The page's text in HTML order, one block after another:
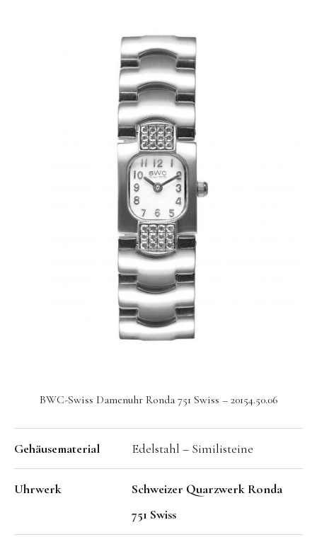
Facebook
BWC-SWISS
Seit 1924 genießt die BWC Swiss einen exzellenten
Ruf in der Uhrenindustrie. Über all die Jahre, war es
stets unser Ziel zeitgemäßes Design in Verbindung
mit hervorragender Qualität, in der Tradition der
Schweizer Uhrmacherkunst, zu einem
erschwinglichen Preis anzubieten.
BWC-Swiss Damenuhr Ronda 751 Swiss – 20154.50.06
Gehäusematerial Edelstahl – Similisteine
Uhrwerk
Schweizer Quarzwerk Ronda
751 Swiss